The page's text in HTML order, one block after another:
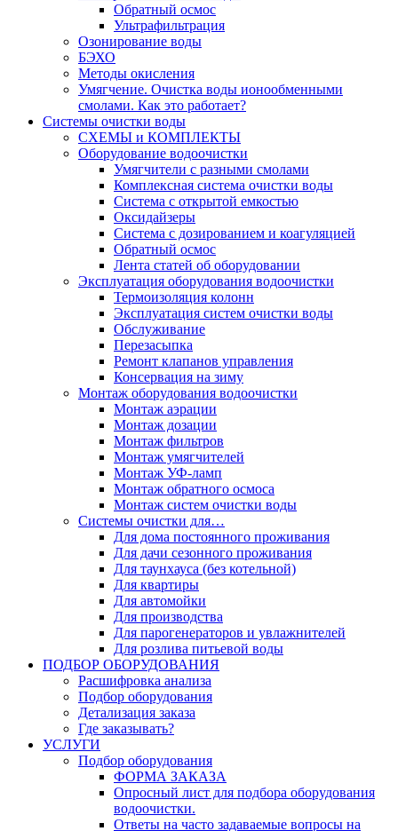
Обратный осмос
Ультрафильтрация
Озонирование воды
БЭХО
Методы окисления
Умягчение. Очистка воды ионообменными
смолами. Как это работает?
Системы очистки воды
СХЕМЫ и КОМПЛЕКТЫ
Оборудование водоочистки
Умягчители с разными смолами
Комплексная система очистки воды
Система с открытой емкостью
Оксидайзеры
Система с дозированием и коагуляцией
Обратный осмос
Лента статей об оборудовании
Эксплуатация оборудования водоочистки
Термоизоляция колонн
Эксплуатация систем очистки воды
Обслуживание
Перезасыпка
Ремонт клапанов управления
Консервация на зиму
Монтаж оборудования водоочистки
Монтаж аэрации
Монтаж дозации
Монтаж фильтров
Монтаж умягчителей
Монтаж УФ-ламп
Монтаж обратного осмоса
Монтаж систем очистки воды
Системы очистки для…
Для дома постоянного проживания
Для дачи сезонного проживания
Для таунхауса (без котельной)
Для квартиры
Для автомойки
Для производства
Для парогенераторов и увлажнителей
Для розлива питьевой воды
ПОДБОР ОБОРУДОВАНИЯ
Расшифровка анализа
Подбор оборудования
Детализация заказа
Где заказывать?
УСЛУГИ
Подбор оборудования
ФОРМА ЗАКАЗА
Опросный лист для подбора оборудования
водоочистки.
Ответы на часто задаваемые вопросы на